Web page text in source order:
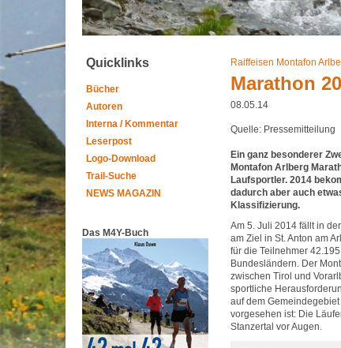
Quicklinks
Bücher
Autoren
Interna / Kommentar
Leserpost
Logo-Download
Trail-Suche
NEWS MAGAZIN
Das M4Y-Buch
Raiffeisen Montafon
Marathon
08.05.14
Quelle: Pressemitteilung
Ein ganz besonderer
Montafon Arlberg
Laufsportler. 2014
dadurch aber auch
Klassifizierung.
Am 5. Juli 2014 fällt in
am Ziel in St. Anton am
für die Teilnehmer
Bundesländern. Der
zwischen Tirol und
sportliche
auf dem
vorgesehen ist: Die
Stanzertal vor Augen.